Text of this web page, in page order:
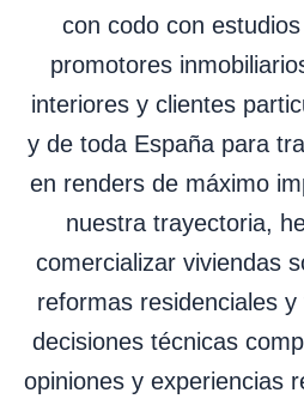
con codo con
promotores
interiores y clientes
y de toda España para
en renders de máximo
nuestra trayectoria,
comercializar viviendas
reformas residenciales
decisiones técnicas
opiniones y experiencias